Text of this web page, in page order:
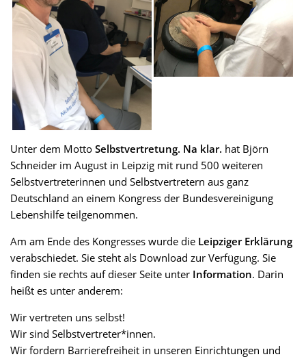
Unter dem MottoSelbstvertretung. Na klar. hat Björn
Schneider im August in Leipzig mit rund 500 weiteren
Selbstvertreterinnen und Selbstvertretern aus ganz
Deutschland an einem Kongress der Bundesvereinigung
Lebenshilfe teilgenommen.
Am am Ende des Kongresses wurde die Leipziger Erklärung
verabschiedet. Sie steht als Download zur Verfügung. Sie
finden sie rechts auf dieser Seite unter Information. Darin
heißt es unter anderem:
Wir vertreten uns selbst!
Wir sind Selbstvertreter*innen.
Wir fordern Barrierefreiheit in unseren Einrichtungen und